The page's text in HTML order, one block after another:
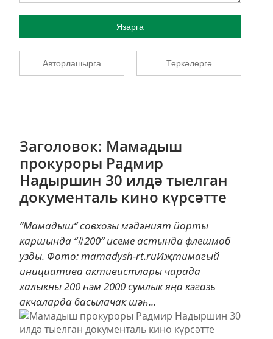
Язарга
Авторлашырга Теркәлергә
Заголовок: Мамадыш
прокуроры Радмир
Надыршин 30 илдә тыелган
документаль кино күрсәтте
“Мамадыш“ совхозы мәдәният йорты
каршында “#200“ исеме астында флешмоб
узды. Фото: mamadysh-rt.ruИҗтимагый
инициатива активистлары чарада
халыкны 200 һәм 2000 сумлык яңа кәгазь
акчаларда басылачак шәһ...